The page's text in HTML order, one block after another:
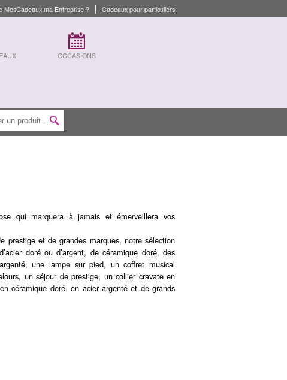
Cadeaux pour particuliers
MesCadeaux.ma Entreprise ?
OCCASIONS
qui marquera à jamais et émerveillera vos
prestige et de grandes marques, notre sélection
doré ou d’argent, de céramique doré, des
une lampe sur pied, un coffret musical
un séjour de prestige, un collier cravate en
céramique doré, en acier argenté et de grands